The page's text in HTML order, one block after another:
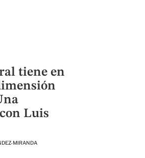
tiene en
Luis
MIRANDA